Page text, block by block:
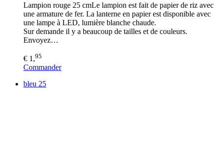
Lampion rouge 25 cmLe lampion est fait de papier de riz avec
une armature de fer. La lanterne en papier est disponible avec
une lampe à LED, lumière blanche chaude.
Sur demande il y a beaucoup de tailles et de couleurs.
Envoyez…
€ 1,95
Commander
bleu 25